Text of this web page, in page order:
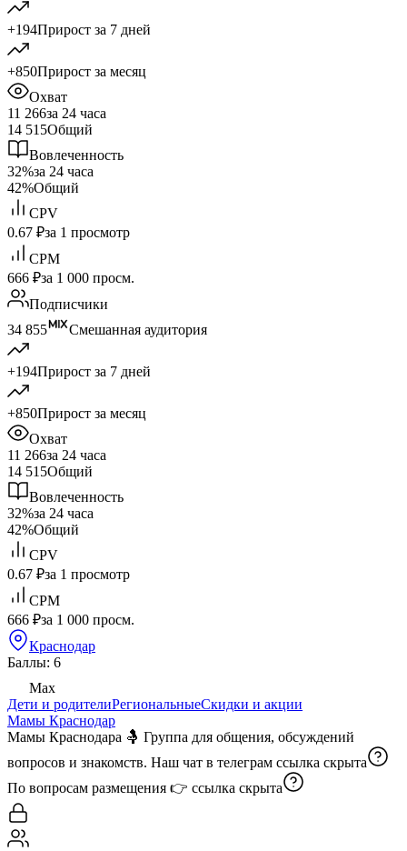
+194Прирост за 7 дней
+850Прирост за месяц
Охват
11 266за 24 часа
14 515Общий
Вовлеченность
32%за 24 часа
42%Общий
CPV
0.67 ₽за 1 просмотр
CPM
666 ₽за 1 000 просм.
Подписчики
34 855
Смешанная аудитория
+194Прирост за 7 дней
+850Прирост за месяц
Охват
11 266за 24 часа
14 515Общий
Вовлеченность
32%за 24 часа
42%Общий
CPV
0.67 ₽за 1 просмотр
CPM
666 ₽за 1 000 просм.
Краснодар
Баллы: 6
Max
Дети и родителиРегиональныеСкидки и акции
Мамы Краснодар
Мамы Краснодара 🤱 Группа для общения, обсуждений
вопросов и знакомств. Наш чат в телеграм ссылка скрыта
По вопросам размещения 👉 ссылка скрыта